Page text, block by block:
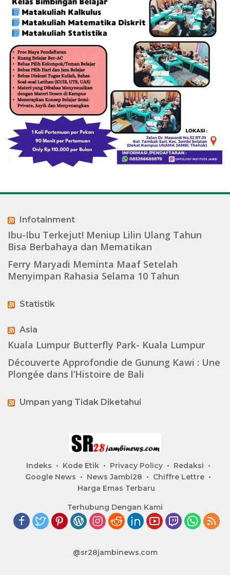
Infotainment
Ibu-Ibu Terkejut! Meniup Lilin Ulang Tahun
Bisa Berbahaya dan Mematikan
Ferry Maryadi Meminta Maaf Setelah
Menyimpan Rahasia Selama 10 Tahun
Statistik
Asia
Kuala Lumpur Butterfly Park- Kuala Lumpur
Découverte Approfondie de Gunung Kawi : Une
Plongée dans l’Histoire de Bali
Umpan yang Tidak Diketahui
Indeks Kode Etik Privacy Policy
Redaksi
Google News
News Jambi28
Chiffre Lettre
Harga Emas Terbaru
Terhubung Dengan Kami
@sr28jambinews.com